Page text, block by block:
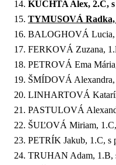
KUCHTA Alex, 2.C,
TYMUSOVÁ Radka,
BALOGHOVÁ Lucia,
FERKOVÁ Zuzana,
PETROVÁ Ema
ŠMÍDOVÁ Alexandra,
LINHARTOVÁ
PASTULOVÁ
ŠUĽOVÁ Miriam, 1.C,
PETRÍK Jakub, 1.C, s
TRUHAN Adam, 1.B,